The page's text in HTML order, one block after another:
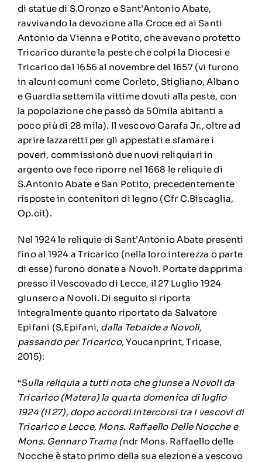
di statue di S.Oronzo e Sant’Antonio Abate,
ravvivando la devozione alla Croce ed ai Santi
Antonio da Vienna e Potito, che avevano protetto
Tricarico durante la peste che colpi la Diocesi e
Tricarico dal 1656 al novembre del 1657 (vi furono
in alcuni comuni come Corleto, Stigliano, Albano
e Guardia settemila vittime dovuti alla peste, con
la popolazione che passò da 50mila abitanti a
poco più di 28 mila). Il vescovo Carafa Jr., oltre ad
aprire lazzaretti per gli appestati e sfamare i
poveri, commissionò due nuovi reliquiari in
argento ove fece riporre nel 1668 le reliquie di
S.Antonio Abate e San Potito, precedentemente
risposte in contenitori di legno (Cfr C.Biscaglia,
Op.cit).
Nel 1924 le reliquie di Sant’Antonio Abate presenti
fino al 1924 a Tricarico (nella loro interezza o parte
di esse) furono donate a Novoli. Portate dapprima
presso il Vescovado di Lecce, il 27 Luglio 1924
giunsero a Novoli. Di seguito si riporta
integralmente quanto riportato da Salvatore
Epifani (S.Epifani, dalla Tebaide a Novoli,
passando per Tricarico,Youcanprint, Tricase,
2015):
“Sulla reliquia a tutti nota che giunse a Novoli da
Tricarico (Matera) la quarta domenica di luglio
1924 (il 27), dopo accordi intercorsi tra i vescovi di
Tricarico e Lecce, Mons. Raffaello Delle Nocche e
Mons. Gennaro Trama (ndr Mons. Raffaello delle
Nocche è stato primo della sua elezione a vescovo